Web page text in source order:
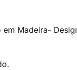
Madeira-